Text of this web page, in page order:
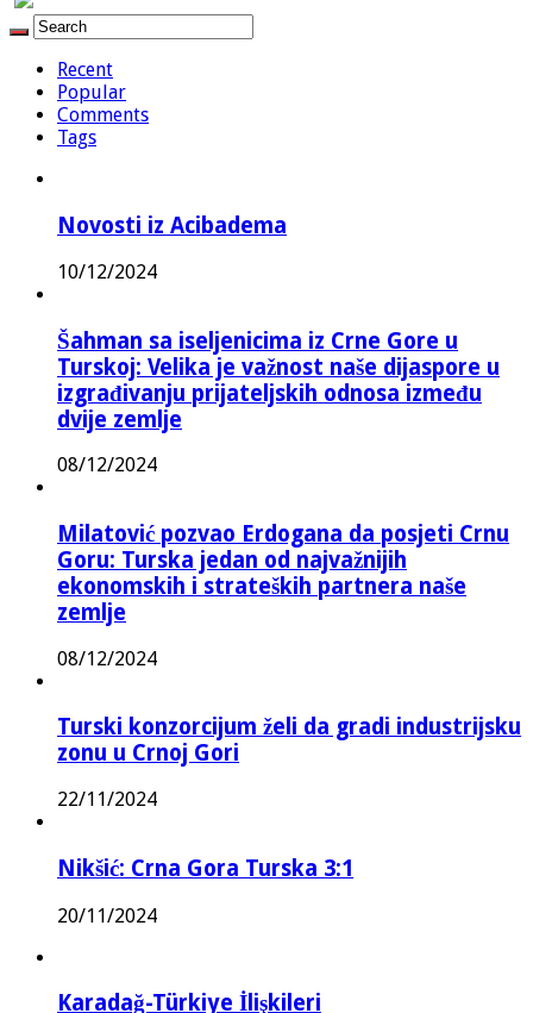
Recent
Popular
Comments
Tags
Novosti iz Acibadema
10/12/2024
Šahman sa iseljenicima iz Crne Gore u
Turskoj: Velika je važnost naše dijaspore u
izgrađivanju prijateljskih odnosa između
dvije zemlje
08/12/2024
Milatović pozvao Erdogana da posjeti Crnu
Goru: Turska jedan od najvažnijih
ekonomskih i strateških partnera naše
zemlje
08/12/2024
Turski konzorcijum želi da gradi industrijsku
zonu u Crnoj Gori
22/11/2024
Nikšić: Crna Gora Turska 3:1
20/11/2024
Karadağ-Türkiye İlişkileri